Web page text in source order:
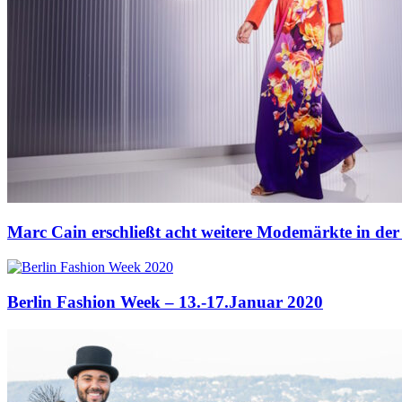
Marc Cain erschließt acht weitere Modemärkte in
Berlin Fashion Week – 13.-17.Januar 2020